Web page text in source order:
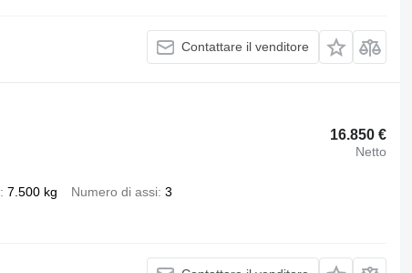
Contattare il venditore
16.850 €
Netto
7.500 kg Numero di assi 3